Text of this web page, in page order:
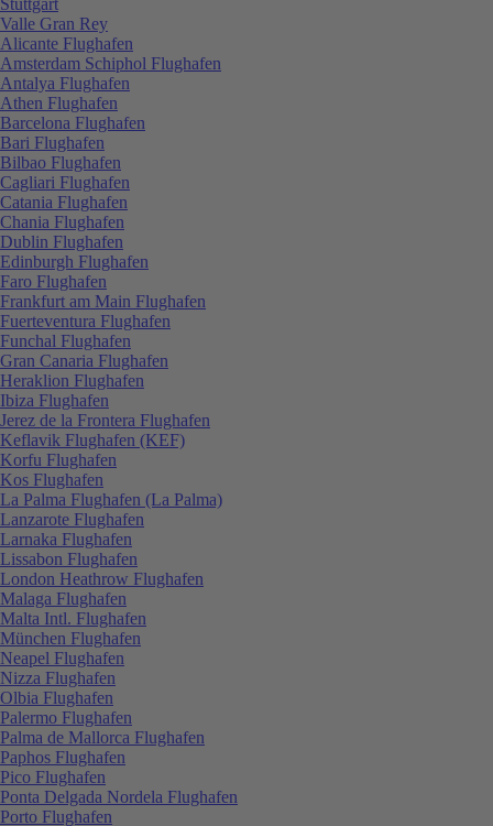
Valle Gran Rey
Alicante Flughafen
Amsterdam Schiphol Flughafen
Antalya Flughafen
Athen Flughafen
Barcelona Flughafen
Bari Flughafen
Bilbao Flughafen
Cagliari Flughafen
Catania Flughafen
Chania Flughafen
Dublin Flughafen
Edinburgh Flughafen
Faro Flughafen
Frankfurt am Main Flughafen
Fuerteventura Flughafen
Funchal Flughafen
Gran Canaria Flughafen
Heraklion Flughafen
Ibiza Flughafen
Jerez de la Frontera Flughafen
Keflavik Flughafen (KEF)
Korfu Flughafen
Kos Flughafen
La Palma Flughafen (La Palma)
Lanzarote Flughafen
Larnaka Flughafen
Lissabon Flughafen
London Heathrow Flughafen
Malaga Flughafen
Malta Intl. Flughafen
München Flughafen
Neapel Flughafen
Nizza Flughafen
Olbia Flughafen
Palermo Flughafen
Palma de Mallorca Flughafen
Paphos Flughafen
Pico Flughafen
Ponta Delgada Nordela Flughafen
Porto Flughafen